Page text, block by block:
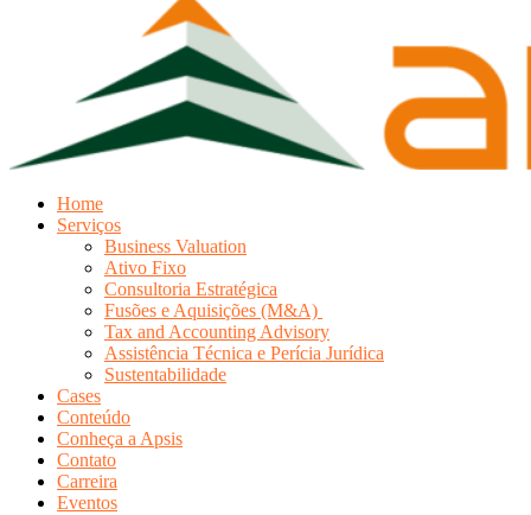
Home
Serviços
Business Valuation
Ativo Fixo
Consultoria Estratégica
Fusões e Aquisições (M&A)
Tax and Accounting Advisory
Assistência Técnica e Perícia Jurídica
Sustentabilidade
Cases
Conteúdo
Conheça a Apsis
Contato
Carreira
Eventos